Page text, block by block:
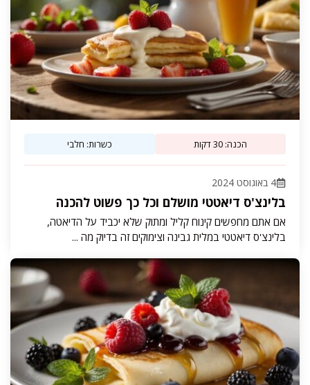
הכנה: 30 דקות כשרות: חלבי
4 באוגוסט 2024
בלינצ'ס דיאטטי מושלם וכל כך פשוט להכנה
אם אתם מחפשים קינוח קליל ומתוק שלא יכביד על הדיאטה,
בלינצ'ס דיאטטי במלית גבינה וצימוקים זה בדיוק מה ...